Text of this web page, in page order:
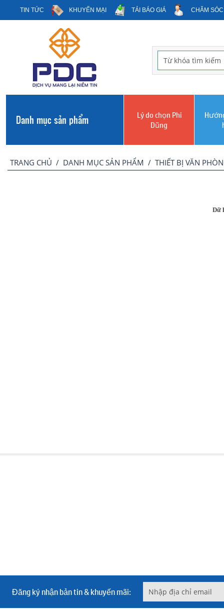
TIN TỨC KHUYẾN MẠI TẢI BÁO GIÁ CHĂM
Danh mục sản phẩm
Lý do chọn Phi
Dũng
TRANG CHỦ / DANH MỤC SẢN PHẨM / THIẾT BỊ VĂN
Dữ
Đăng ký nhận bản tin & khuyến mãi: